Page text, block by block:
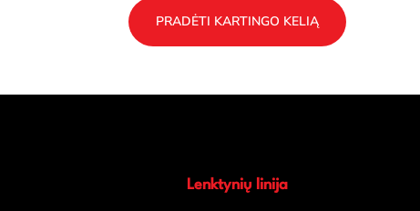
PRADĖTI KARTINGO KELIĄ
Lenktynių linija